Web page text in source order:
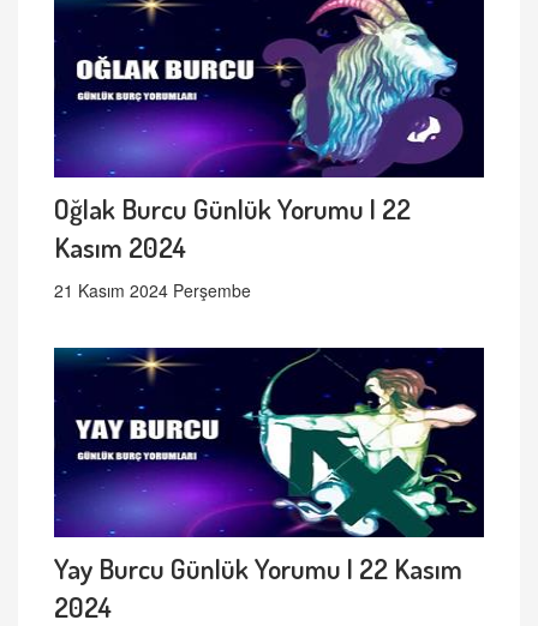
Oğlak Burcu Günlük Yorumu | 22
Kasım 2024
21 Kasım 2024 Perşembe
Yay Burcu Günlük Yorumu | 22 Kasım
2024